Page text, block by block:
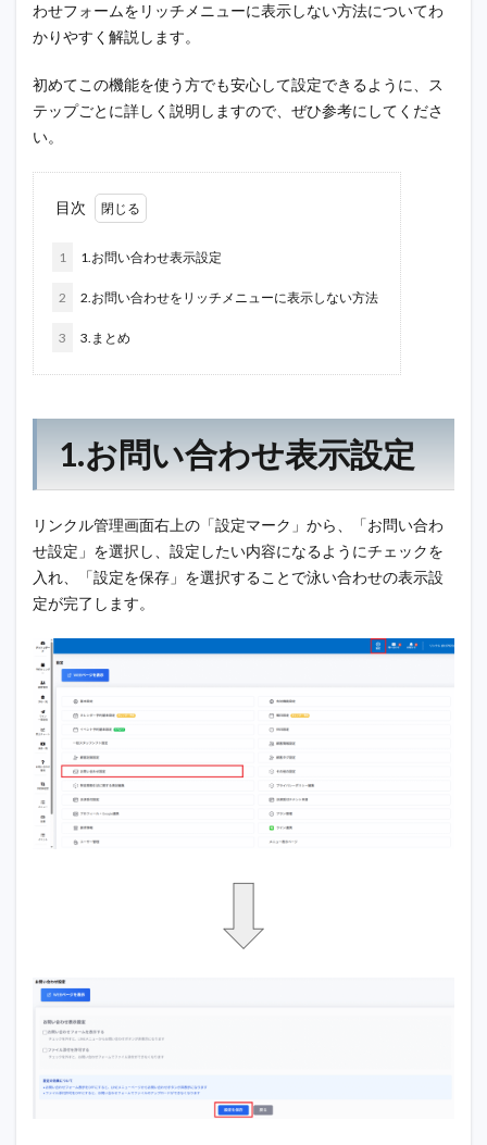
わせフォームをリッチメニューに表示しない方法についてわ
かりやすく解説します。
初めてこの機能を使う方でも安心して設定できるように、ス
テップごとに詳しく説明しますので、ぜひ参考にしてくださ
い。
目次
1 1.お問い合わせ表示設定
2 2.お問い合わせをリッチメニューに表示しない方法
3 3.まとめ
1.お問い合わせ表示設定
リンクル管理画面右上の「設定マーク」から、「お問い合わ
せ設定」を選択し、設定したい内容になるようにチェックを
入れ、「設定を保存」を選択することで泳い合わせの表示設
定が完了します。